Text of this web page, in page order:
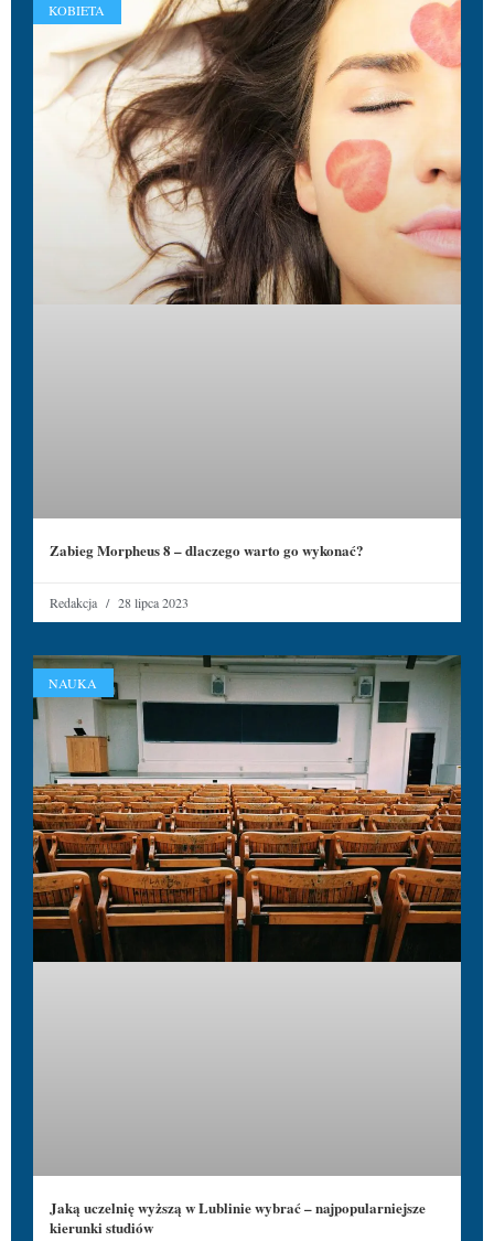
KOBIETA
Zabieg Morpheus 8 – dlaczego warto go wykonać?
Redakcja 28 lipca 2023
NAUKA
Jaką uczelnię wyższą w Lublinie wybrać – najpopularniejsze
kierunki studiów